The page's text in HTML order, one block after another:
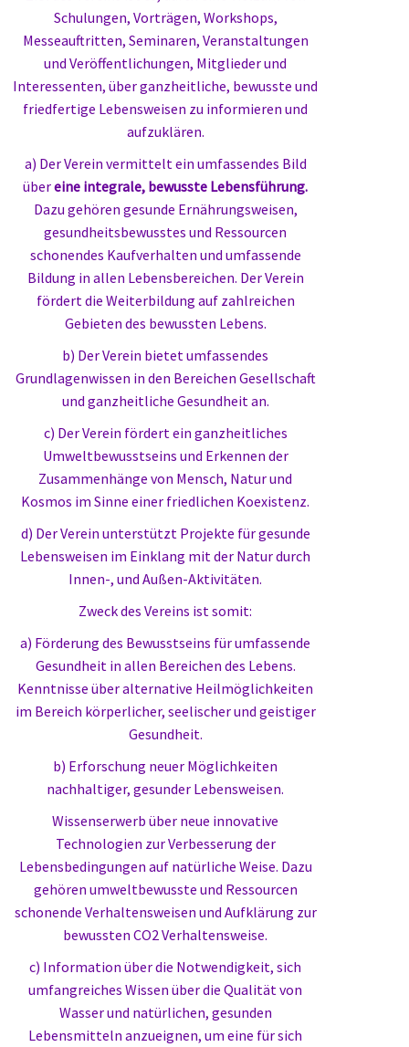
Schulungen, Vorträgen, Workshops,
Messeauftritten, Seminaren, Veranstaltungen
und Veröffentlichungen, Mitglieder und
Interessenten, über ganzheitliche, bewusste und
friedfertige Lebensweisen zu informieren und
aufzuklären.
a) Der Verein vermittelt ein umfassendes Bild
übereine integrale, bewusste Lebensführung.
Dazu gehören gesunde Ernährungsweisen,
gesundheitsbewusstes und Ressourcen
schonendes Kaufverhalten und umfassende
Bildung in allen Lebensbereichen. Der Verein
fördert die Weiterbildung auf zahlreichen
Gebieten des bewussten Lebens.
b) Der Verein bietet umfassendes
Grundlagenwissen in den Bereichen Gesellschaft
und ganzheitliche Gesundheit an.
c) Der Verein fördert ein ganzheitliches
Umweltbewusstseins und Erkennen der
Zusammenhänge von Mensch, Natur und
Kosmos im Sinne einer friedlichen Koexistenz.
d) Der Verein unterstützt Projekte für gesunde
Lebensweisen im Einklang mit der Natur durch
Innen-, und Außen-Aktivitäten.
Zweck des Vereins ist somit:
a) Förderung des Bewusstseins für umfassende
Gesundheit in allen Bereichen des Lebens.
Kenntnisse über alternative Heilmöglichkeiten
im Bereich körperlicher, seelischer und geistiger
Gesundheit.
b) Erforschung neuer Möglichkeiten
nachhaltiger, gesunder Lebensweisen.
Wissenserwerb über neue innovative
Technologien zur Verbesserung der
Lebensbedingungen auf natürliche Weise. Dazu
gehören umweltbewusste und Ressourcen
schonende Verhaltensweisen und Aufklärung zur
bewussten CO2 Verhaltensweise.
c) Information über die Notwendigkeit, sich
umfangreiches Wissen über die Qualität von
Wasser und natürlichen, gesunden
Lebensmitteln anzueignen, um eine für sich